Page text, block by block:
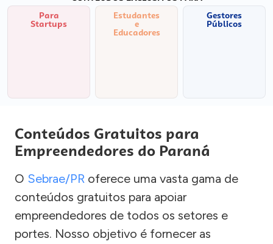
Para
Startups
Estudantes
e
Educadores
Gestores
Públicos
Conteúdos Gratuitos para
Empreendedores do Paraná
O Sebrae/PR oferece uma vasta gama de
conteúdos gratuitos para apoiar
empreendedores de todos os setores e
portes. Nosso objetivo é fornecer as